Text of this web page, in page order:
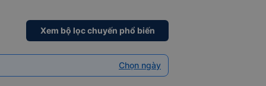
Xem bộ lọc chuyến phổ biến
Chọn ngày